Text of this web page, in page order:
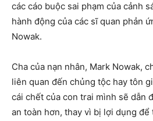
các cáo buộc sai phạm của cảnh
hành động của các sĩ quan phản
Nowak.
Cha của nạn nhân, Mark Nowak,
liên quan đến chủng tộc hay tôn
cái chết của con trai mình sẽ dẫn
an toàn hơn, thay vì bị lợi dụng để